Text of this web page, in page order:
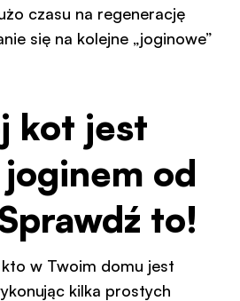
czasu na regenerację
się na kolejne „joginowe”
kot jest
od
to!
w Twoim domu jest
kilka prostych